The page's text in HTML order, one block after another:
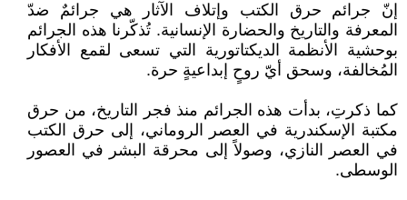
إنّ جرائم حرق الكتب وإتلاف الآثار هي جرائمٌ ضدّ
المعرفة والتاريخ والحضارة الإنسانية. تُذكّرنا هذه الجرائم
بوحشية الأنظمة الديكتاتورية التي تسعى لقمع الأفكار
المُخالفة، وسحق أيّ روحٍ إبداعيةٍ حرة.
كما ذكرتِ، بدأت هذه الجرائم منذ فجر التاريخ، من حرق
مكتبة الإسكندرية في العصر الروماني، إلى حرق الكتب
في العصر النازي، وصولاً إلى محرقة البشر في العصور
الوسطى.